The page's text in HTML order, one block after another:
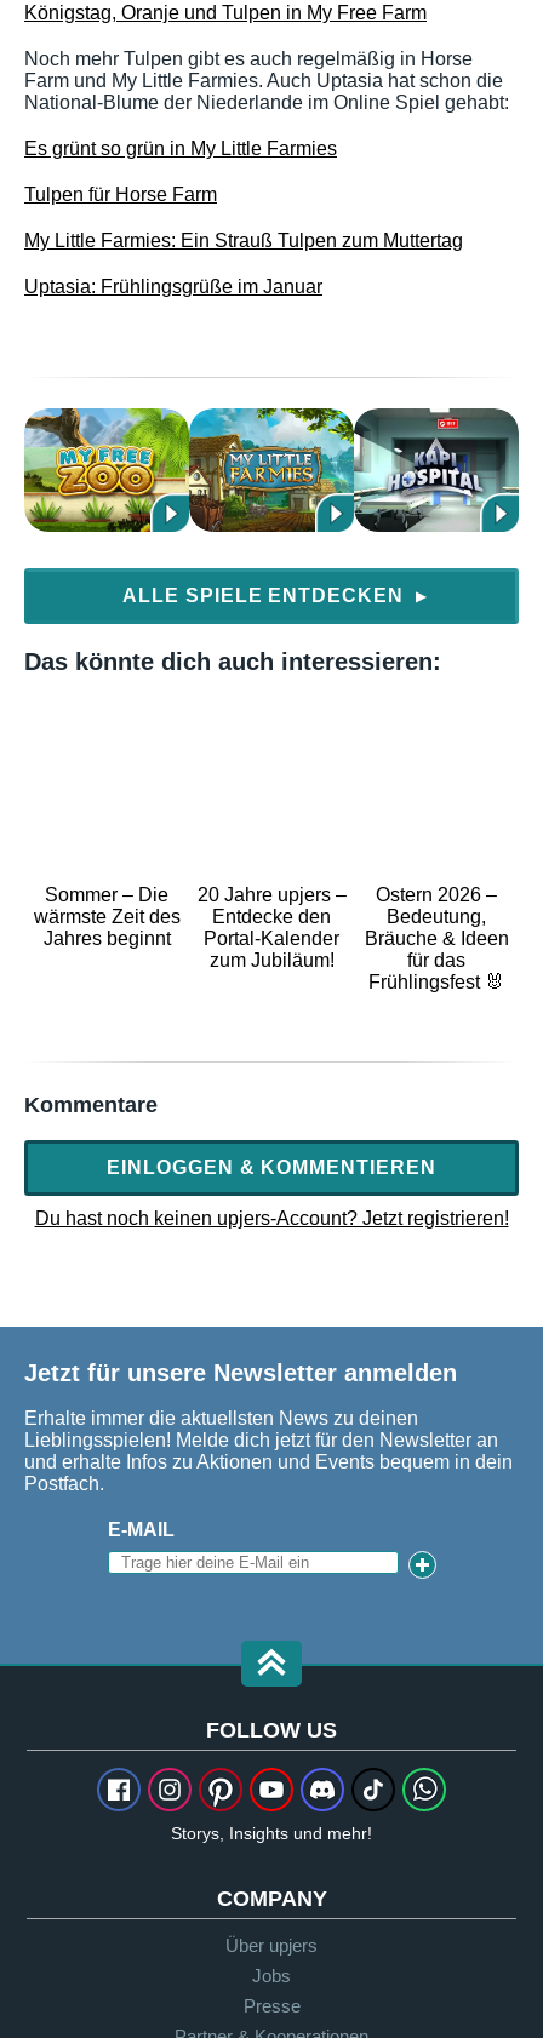
Königstag, Oranje und Tulpen in My Free Farm
Noch mehr Tulpen gibt es auch regelmäßig in Horse
Farm und My Little Farmies. Auch Uptasia hat schon die
National-Blume der Niederlande im Online Spiel gehabt:
Es grünt so grün in My Little Farmies
Tulpen für Horse Farm
My Little Farmies: Ein Strauß Tulpen zum Muttertag
Uptasia: Frühlingsgrüße im Januar
ALLE SPIELE ENTDECKEN ▶
Das könnte dich auch interessieren:
Sommer – Die
wärmste Zeit des
Jahres beginnt
20 Jahre upjers –
Entdecke den
Portal-Kalender
zum Jubiläum!
Ostern 2026 –
Bedeutung,
Bräuche & Ideen
für das
Frühlingsfest 🐰
Kommentare
EINLOGGEN & KOMMENTIEREN
Du hast noch keinen upjers-Account? Jetzt registrieren!
Jetzt für unsere Newsletter anmelden
Erhalte immer die aktuellsten News zu deinen
Lieblingsspielen! Melde dich jetzt für den Newsletter an
und erhalte Infos zu Aktionen und Events bequem in dein
Postfach.
E-MAIL
FOLLOW US
Storys, Insights und mehr!
COMPANY
Über upjers
Jobs
Presse